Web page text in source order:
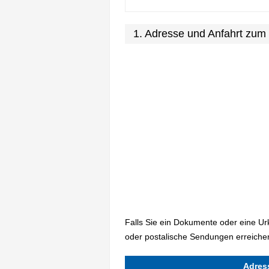
1. Adresse und Anfahrt
Falls Sie ein Dokumente oder eine
oder postalische Sendungen